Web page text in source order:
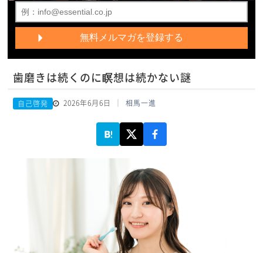
歯磨きは続くのに瞑想は続かない謎
自己啓発 2026年6月6日 相馬一進